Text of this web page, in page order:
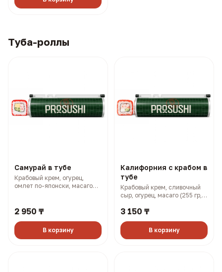
Туба-роллы
Самурай в тубе
Крабовый крем, огурец,
омлет по-японски, масаго
2 950 ₸
В корзину
Калифорния с крабом в
тубе
Крабовый крем, сливочный
сыр, огурец, масаго (255 гр,
3 150 ₸
В корзину